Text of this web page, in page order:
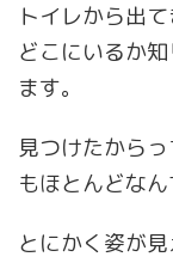
トイレから出
どこにいるか
ます。
見つけたから
もほとんどなん
とにかく姿が